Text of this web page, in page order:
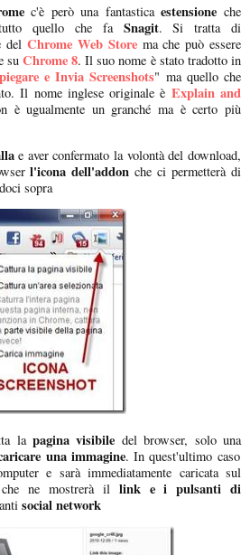
c'è però una fantasticaestensione che
quello che faSnagit. Si tratta di
delChrome Web Storema che può essere
su Chrome 8. Il suo nome è stato tradotto in
e Invia Screenshots" ma quello che
Il nome inglese originale è Explain and
è ugualmente un granché ma è certo più
e aver confermato la volontà del download,
l'icona dell'addon che ci permetterà di
sopra
lapagina visibile del browser, solo una
una immagine. In quest'ultimo caso
e sarà immediatamente caricata sul
ne mostrerà il link e i pulsanti di
social network